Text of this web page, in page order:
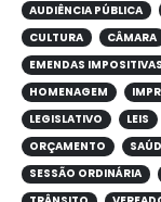
AUDIÊNCIA PÚBLICA
CULTURA
CÂMARA
EMENDAS IMPOSITIVAS
HOMENAGEM
LEGISLATIVO
LEIS
ORÇAMENTO
SESSÃO ORDINÁRIA